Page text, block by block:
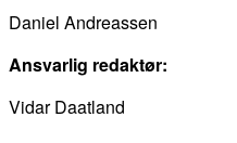
Daniel Andreassen
Ansvarlig redaktør:
Vidar Daatland